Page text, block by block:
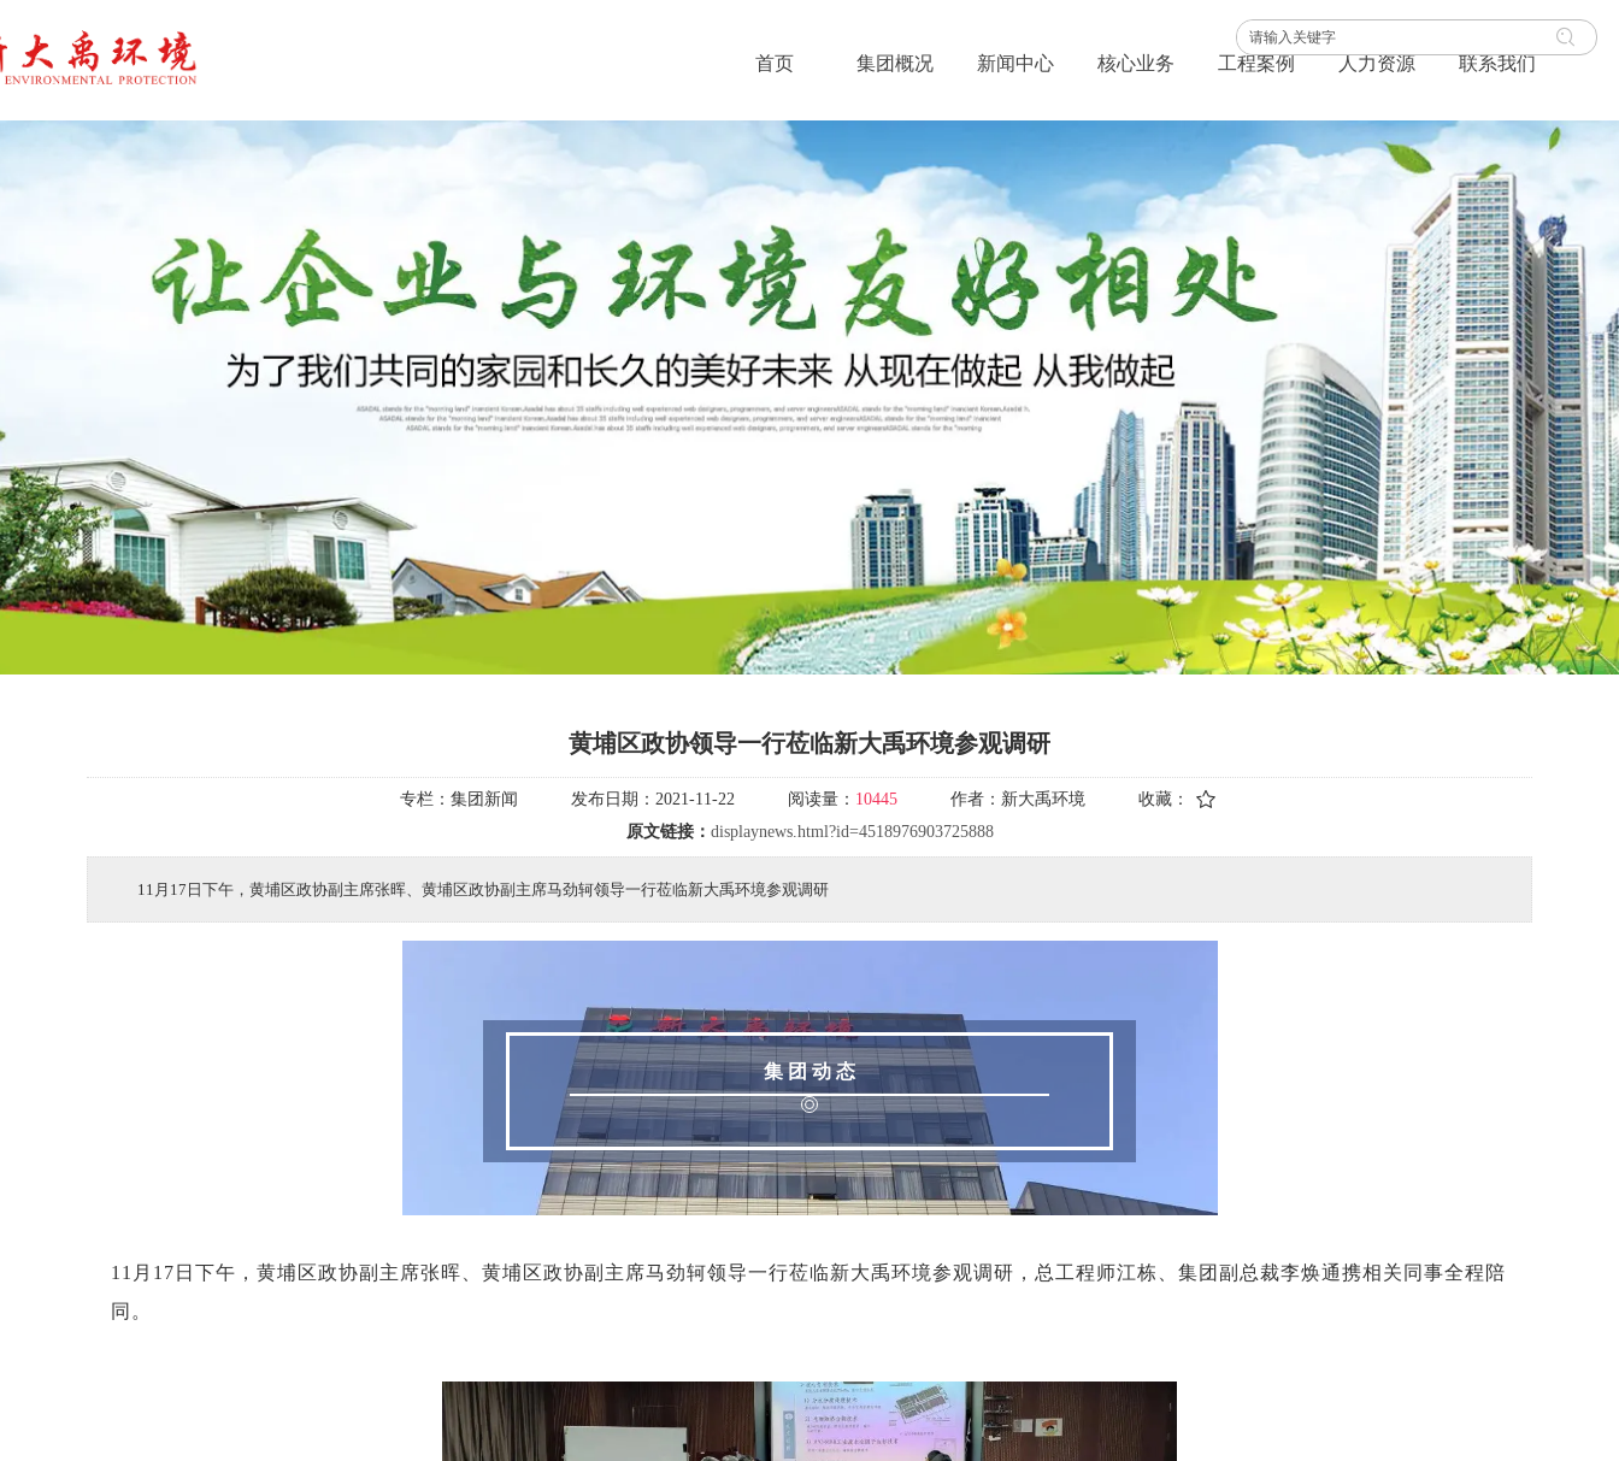
首页 集团概况 新闻中心 核心业务 工程案例 人力资源 联系我们
黄埔区政协领导一行莅临新大禹环境参观调研
专栏： 集团新闻 发布日期： 2021-11-22 阅读量： 10445 作者： 新大禹环境
收藏：
原文链接： displaynews.html?id=4518976903725888
11月17日下午，黄埔区政协副主席张晖、黄埔区政协副主席马劲轲领导一行莅临新大禹环境参观调研
集 团 动 态
11月17日下午，黄埔区政协副主席张晖、黄埔区政协副主席马劲轲领导一行莅临新大禹环境参观调研，总工程师江栋、集团副总裁李焕通携相关同事全程陪
同。